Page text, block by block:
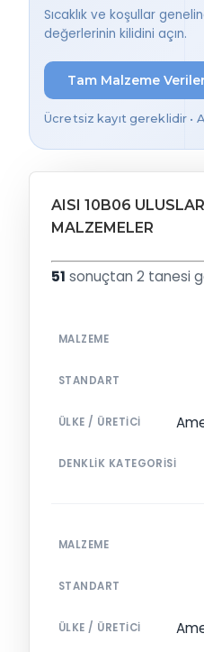
Sıcaklık ve koşullar
değerlerinin kilidini açın.
Tam Malzeme
Ücretsiz kayıt gereklidir •
AISI 10B06
MALZEMELER
51 sonuçtan 2 tanesi
MALZEME
STANDART
ÜLKE / ÜRETICI
DENKLIK KATEGORISI
MALZEME
STANDART
ÜLKE / ÜRETICI